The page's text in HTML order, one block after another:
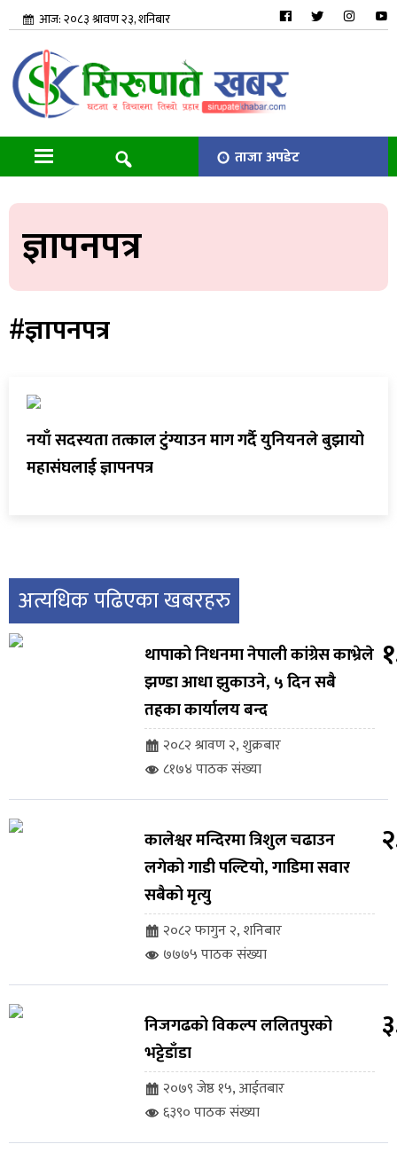
आज: २०८३ श्रावण २३, शनिबार
ताजा अपडेट
ज्ञापनपत्र
#ज्ञापनपत्र
नयाँ सदस्यता तत्काल टुंंग्याउन माग गर्दै युनियनले बुझायो
महासंघलाई ज्ञापनपत्र
अत्यधिक पढिएका खबरहरु
थापाको निधनमा नेपाली कांग्रेस काभ्रेले
झण्डा आधा झुकाउने, ५ दिन सबै
तहका कार्यालय बन्द
२०८२ श्रावण २, शुक्रबार
८१७४ पाठक संख्या
कालेश्वर मन्दिरमा त्रिशुल चढाउन
लगेको गाडी पल्टियो, गाडिमा सवार
सबैको मृत्यु
२०८२ फागुन २, शनिबार
७७७५ पाठक संख्या
निजगढको विकल्प ललितपुरको
भट्टेडाँडा
२०७९ जेष्ठ १५, आईतबार
६३९० पाठक संख्या